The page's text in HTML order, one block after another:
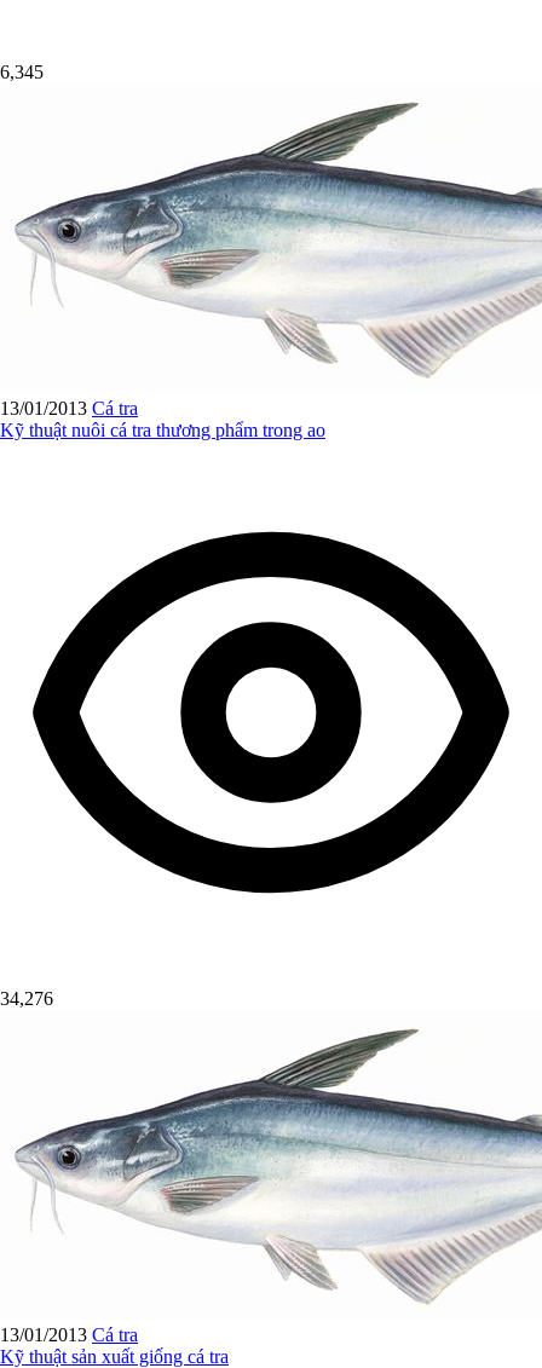
6,345
13/01/2013 Cá tra
Kỹ thuật nuôi cá tra thương phẩm trong ao
34,276
13/01/2013 Cá tra
Kỹ thuật sản xuất giống cá tra